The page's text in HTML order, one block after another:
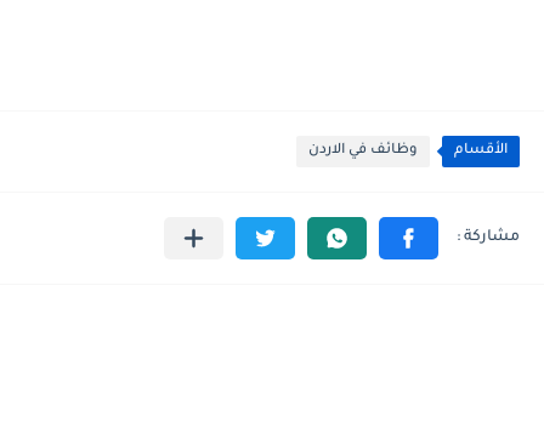
الأقسام وظائف في الاردن